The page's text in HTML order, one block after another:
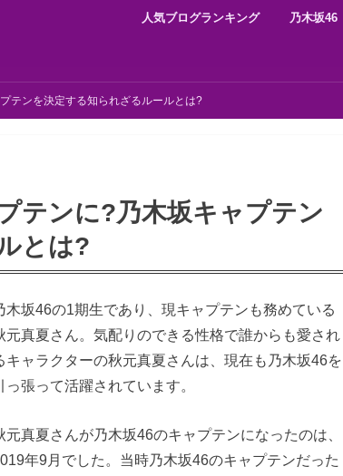
人気ブログランキング 乃木坂46
テンを決定する知られざるルールとは?
テンに?乃木坂キャプテン
とは?
木坂46の1期生であり、現キャプテンも務めている
元真夏さん。気配りのできる性格で誰からも愛され
キャラクターの秋元真夏さんは、現在も乃木坂46を
っ張って活躍されています。
元真夏さんが乃木坂46のキャプテンになったのは、
年9月でした。当時乃木坂46のキャプテンだった